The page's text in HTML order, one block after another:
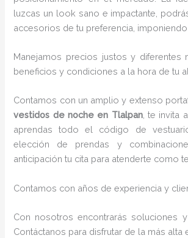
luzcas un look sano e impactante,
accesorios de tu preferencia, imponiendo
Manejamos precios justos y diferentes
beneficios y condiciones a la hora de tu
Contamos con un amplio y extenso
vestidos de noche en Tlalpan, te invita
aprendas todo el código de
elección de prendas y
anticipación tu cita para atenderte como
Contamos con años de experiencia y
Con nosotros encontrarás soluciones
Contáctanos para disfrutar de la más alta